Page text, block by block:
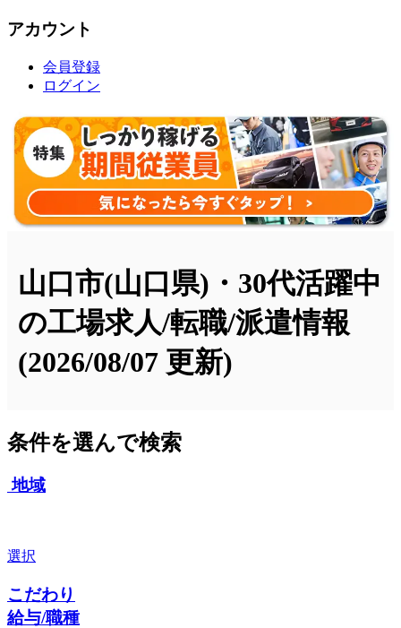
アカウント
会員登録
ログイン
山口市(山口県)・30代活躍中
の工場求人/転職/派遣情報
(2026/08/07 更新)
条件を選んで検索
地域
選択
こだわり
給与/職種